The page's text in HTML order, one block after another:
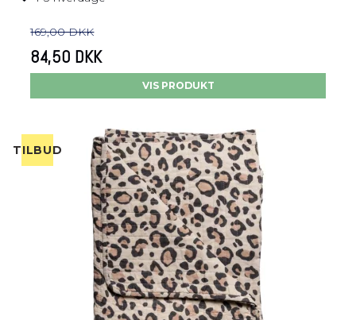
169,00 DKK
84,50 DKK
VIS PRODUKT
TILBUD